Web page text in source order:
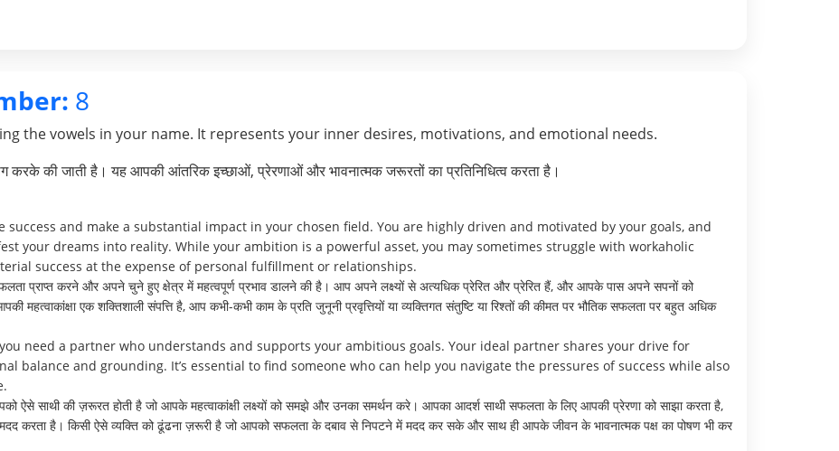
8
the vowels in your name. It represents your inner desires, motivations, and emotional needs.
करके की जाती है। यह आपकी आंतरिक इच्छाओं, प्रेरणाओं और भावनात्मक जरूरतों का प्रतिनिधित्व करता है।
success and make a substantial impact in your chosen field. You are highly driven and motivated by your goals, and
your dreams into reality. While your ambition is a powerful asset, you may sometimes struggle with workaholic
success at the expense of personal fulfillment or relationships.
प्राप्त करने और अपने चुने हुए क्षेत्र में महत्वपूर्ण प्रभाव डालने की है। आप अपने लक्ष्यों से अत्यधिक प्रेरित और प्रेरित हैं, और आपके पास अपने सपनों को
एक शक्तिशाली संपत्ति है, आप कभी-कभी काम के प्रति जुनूनी प्रवृत्तियों या व्यक्तिगत संतुष्टि या रिश्तों की कीमत पर भौतिक सफलता पर बहुत अधिक
need a partner who understands and supports your ambitious goals. Your ideal partner shares your drive for
balance and grounding. It’s essential to find someone who can help you navigate the pressures of success while also
ऐसे साथी की ज़रूरत होती है जो आपके महत्वाकांक्षी लक्ष्यों को समझे और उनका समर्थन करे। आपका आदर्श साथी सफलता के लिए आपकी प्रेरणा को साझा करता है,
करता है। किसी ऐसे व्यक्ति को ढूंढना ज़रूरी है जो आपको सफलता के दबाव से निपटने में मदद कर सके और साथ ही आपके जीवन के भावनात्मक पक्ष का पोषण भी कर